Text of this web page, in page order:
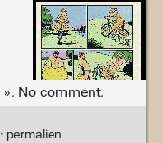
No comment.
permalien